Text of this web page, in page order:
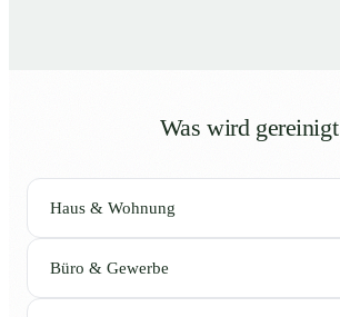
Was wird gereinigt
Haus & Wohnung
Büro & Gewerbe